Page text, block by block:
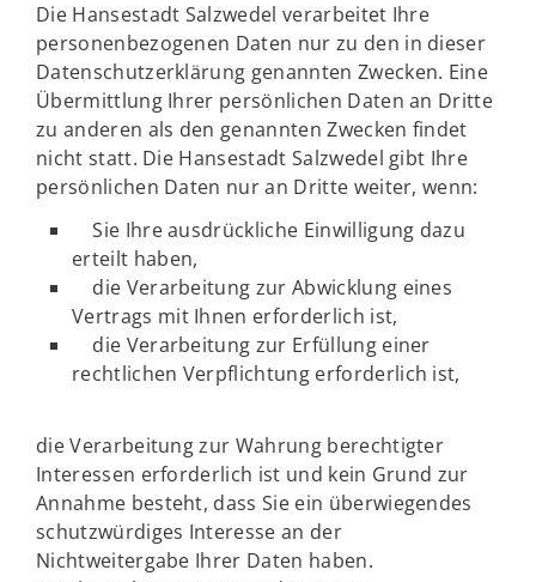
Die Hansestadt Salzwedel verarbeitet Ihre
personenbezogenen Daten nur zu den in dieser
Datenschutzerklärung genannten Zwecken. Eine
Übermittlung Ihrer persönlichen Daten an Dritte
zu anderen als den genannten Zwecken findet
nicht statt. Die Hansestadt Salzwedel gibt Ihre
persönlichen Daten nur an Dritte weiter, wenn:
Sie Ihre ausdrückliche Einwilligung dazu
erteilt haben,
die Verarbeitung zur Abwicklung eines
Vertrags mit Ihnen erforderlich ist,
die Verarbeitung zur Erfüllung einer
rechtlichen Verpflichtung erforderlich ist,
die Verarbeitung zur Wahrung berechtigter
Interessen erforderlich ist und kein Grund zur
Annahme besteht, dass Sie ein überwiegendes
schutzwürdiges Interesse an der
Nichtweitergabe Ihrer Daten haben.